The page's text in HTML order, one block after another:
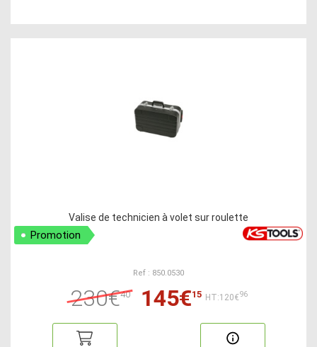
Valise de technicien à volet sur roulette
Promotion
Ref : 850.0530
230€40 145€15 HT:120€96